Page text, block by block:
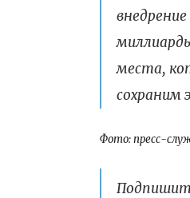
места,
сохраним
Фото: пресс-